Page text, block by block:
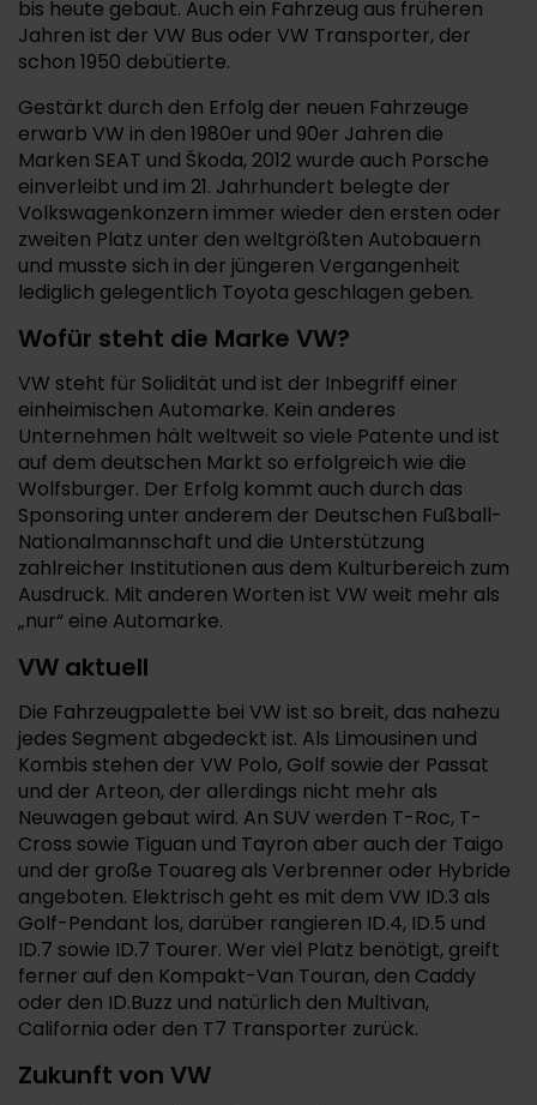
bis heute gebaut. Auch ein Fahrzeug aus früheren
Jahren ist der VW Bus oder VW Transporter, der
schon 1950 debütierte.
Gestärkt durch den Erfolg der neuen Fahrzeuge
erwarb VW in den 1980er und 90er Jahren die
Marken SEAT und Škoda, 2012 wurde auch Porsche
einverleibt und im 21. Jahrhundert belegte der
Volkswagenkonzern immer wieder den ersten oder
zweiten Platz unter den weltgrößten Autobauern
und musste sich in der jüngeren Vergangenheit
lediglich gelegentlich Toyota geschlagen geben.
Wofür steht die Marke VW?
VW steht für Solidität und ist der Inbegriff einer
einheimischen Automarke. Kein anderes
Unternehmen hält weltweit so viele Patente und ist
auf dem deutschen Markt so erfolgreich wie die
Wolfsburger. Der Erfolg kommt auch durch das
Sponsoring unter anderem der Deutschen Fußball-
Nationalmannschaft und die Unterstützung
zahlreicher Institutionen aus dem Kulturbereich zum
Ausdruck. Mit anderen Worten ist VW weit mehr als
„nur“ eine Automarke.
VW aktuell
Die Fahrzeugpalette bei VW ist so breit, das nahezu
jedes Segment abgedeckt ist. Als Limousinen und
Kombis stehen der VW Polo, Golf sowie der Passat
und der Arteon, der allerdings nicht mehr als
Neuwagen gebaut wird. An SUV werden T-Roc, T-
Cross sowie Tiguan und Tayron aber auch der Taigo
und der große Touareg als Verbrenner oder Hybride
angeboten. Elektrisch geht es mit dem VW ID.3 als
Golf-Pendant los, darüber rangieren ID.4, ID.5 und
ID.7 sowie ID.7 Tourer. Wer viel Platz benötigt, greift
ferner auf den Kompakt-Van Touran, den Caddy
oder den ID.Buzz und natürlich den Multivan,
California oder den T7 Transporter zurück.
Zukunft von VW